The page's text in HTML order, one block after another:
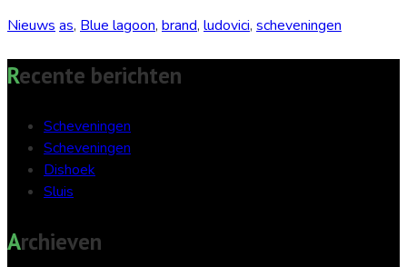
Nieuws as, Blue lagoon, brand, ludovici, scheveningen
Recente berichten
Scheveningen
Scheveningen
Dishoek
Sluis
Archieven